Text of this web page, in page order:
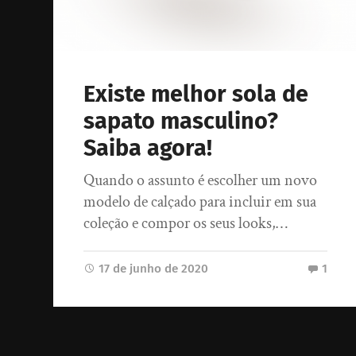
Existe melhor sola de
sapato masculino?
Saiba agora!
Quando o assunto é escolher um novo
modelo de calçado para incluir em sua
coleção e compor os seus looks,…
17 de junho de 2020 1